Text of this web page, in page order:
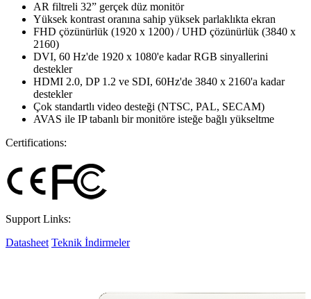
AR filtreli 32” gerçek düz monitör
Yüksek kontrast oranına sahip yüksek parlaklıkta ekran
FHD çözünürlük (1920 x 1200) / UHD çözünürlük (3840 x
2160)
DVI, 60 Hz'de 1920 x 1080'e kadar RGB sinyallerini
destekler
HDMI 2.0, DP 1.2 ve SDI, 60Hz'de 3840 x 2160'a kadar
destekler
Çok standartlı video desteği (NTSC, PAL, SECAM)
AVAS ile IP tabanlı bir monitöre isteğe bağlı yükseltme
Certifications:
Support Links:
Datasheet Teknik İndirmeler